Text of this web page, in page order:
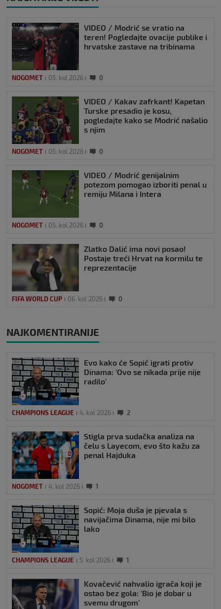
VIDEO / Modrić se vratio na
teren! Pogledajte ovacije publike i
hrvatske zastave na tribinama
NOGOMET 05. kol 2026 0
VIDEO / Kakav zafrkant! Kapetan
Turske presadio je kosu,
pogledajte kako se Modrić našalio
s njim
NOGOMET 05. kol 2026 0
VIDEO / Modrić genijalnim
potezom pomogao izboriti penal u
remiju Milana i Intera
NOGOMET 05. kol 2026 0
Zlatko Dalić ima novi posao!
Postaje treći Hrvat na kormilu te
reprezentacije
FIFA WORLD CUP 06. kol 2026 0
NAJKOMENTIRANIJE
Evo kako će Sopić igrati protiv
Dinama: ‘Ovo se nikada prije nije
radilo’
CHAMPIONS LEAGUE 4. kol 2026 2
Stigla prva sudačka analiza na
čelu s Layecom, evo što kažu za
penal Hajduka
NOGOMET 4. kol 2026 1
Sopić: Moja duša je pjevala s
navijačima Dinama, nije mi bilo
lako
CHAMPIONS LEAGUE 5. kol 2026 1
Kovačević nahvalio igrača koji je
ostao bez gola: ‘Bio je dobar u
svemu drugom’